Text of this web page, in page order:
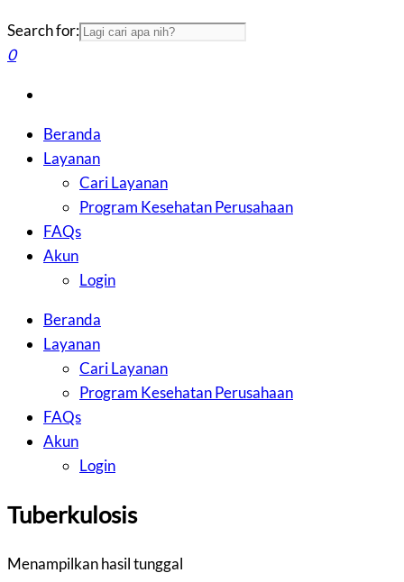
Search for:
0
Beranda
Layanan
Cari Layanan
Program Kesehatan Perusahaan
FAQs
Akun
Login
Beranda
Layanan
Cari Layanan
Program Kesehatan Perusahaan
FAQs
Akun
Login
Tuberkulosis
Menampilkan hasil tunggal